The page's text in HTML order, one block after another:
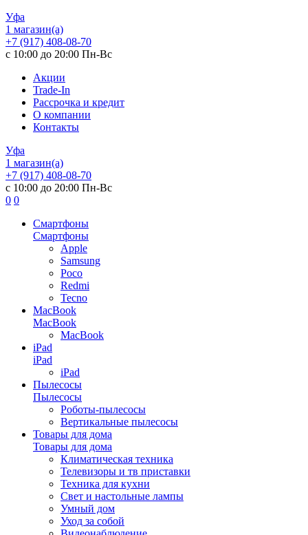
Уфа
1 магазин(а)
+7 (917) 408-08-70
с 10:00 до 20:00 Пн-Вс
Акции
Trade-In
Рассрочка и кредит
О компании
Контакты
Уфа
1 магазин(а)
+7 (917) 408-08-70
с 10:00 до 20:00 Пн-Вс
0 0
Смартфоны
Смартфоны
Apple
Samsung
Poco
Redmi
Tecno
MacBook
MacBook
MacBook
iPad
iPad
iPad
Пылесосы
Пылесосы
Роботы-пылесосы
Вертикальные пылесосы
Товары для дома
Товары для дома
Климатическая техника
Телевизоры и тв приставки
Техника для кухни
Свет и настольные лампы
Умный дом
Уход за собой